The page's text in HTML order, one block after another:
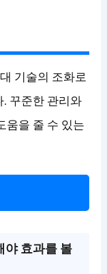
기술의 조화로
꾸준한 관리와
움을 줄 수 있는
야 효과를 볼